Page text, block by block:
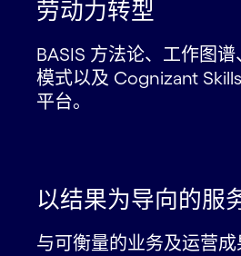
劳动力转型
BASIS 方法论、工作图
模式以及 Cognizant
平台。
以结果为导向的服
与可衡量的业务及运营